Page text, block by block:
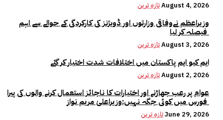
تازہ ترینAugust 4, 2026
وزیراعظم نےوفاقی وزارتوں اور ڈویژنز کی کارکردگی کے حوالے سے اہم
تازہ ترینAugust 3, 2026
ایم کیو ایم پاکستان میں اختلافات شدت اختیار کر گئے
تازہ ترینAugust 2, 2026
عوام پر رعب جھاڑنے اور اختیارات کا ناجائز استعمال کرنے والوں کی پیرا
تازہ ترینJune 29, 2026